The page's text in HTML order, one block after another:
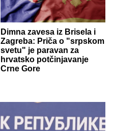
Dimna zavesa iz Brisela i
Zagreba: Priča o "srpskom
svetu" je paravan za
hrvatsko potčinjavanje
Crne Gore